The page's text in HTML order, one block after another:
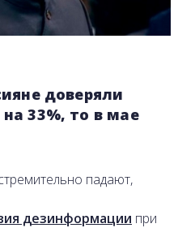
доверяли
33%, то в мае
падают,
дезинформации при